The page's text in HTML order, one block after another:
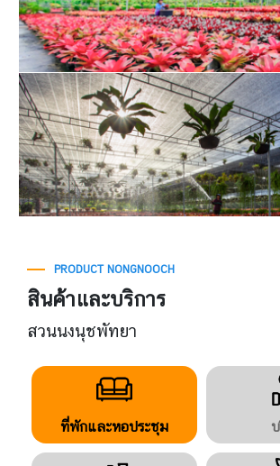
PRODUCT NONGNOOCH
สินค้าและบริการ
สวนนงนุชพัทยา
ที่พักและหอประชุม